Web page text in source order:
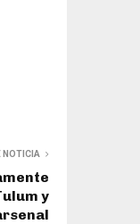
NOTICIA
y